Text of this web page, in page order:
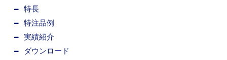
特長
特注品例
実績紹介
ダウンロード